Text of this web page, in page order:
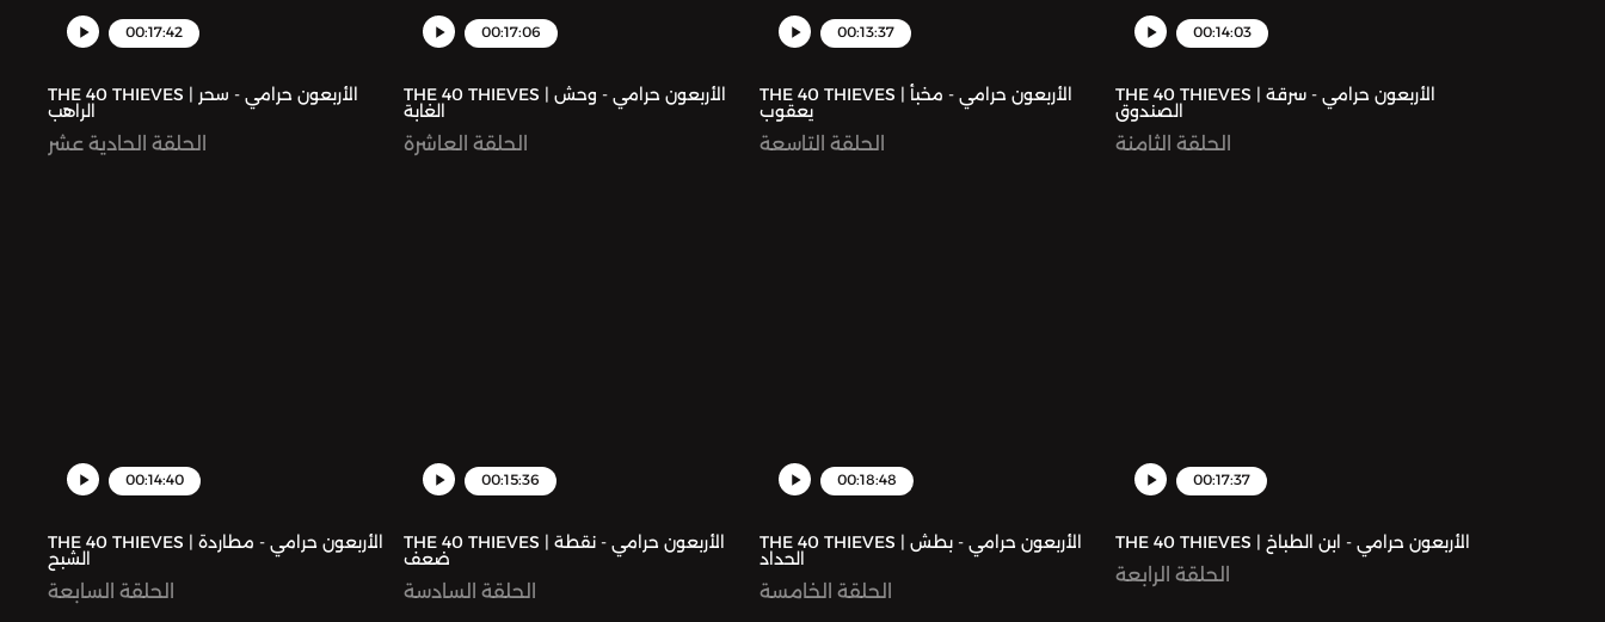
00:17:42
THE 40 THIEVES | الأربعون حرامي - سحر
الراهب
الحلقة الحادية عشر
00:17:06
THE 40 THIEVES | الأربعون حرامي - وحش
الغابة
الحلقة العاشرة
00:13:37
THE 40 THIEVES | الأربعون حرامي - مخبأ
يعقوب
الحلقة التاسعة
00:14:03
THE 40 THIEVES | الأربعون حرامي - سرقة
الصندوق
الحلقة الثامنة
00:14:40
THE 40 THIEVES | الأربعون حرامي - مطاردة
الشبح
الحلقة السابعة
00:15:36
THE 40 THIEVES | الأربعون حرامي - نقطة
ضعف
الحلقة السادسة
00:18:48
THE 40 THIEVES | الأربعون حرامي - بطش
الحداد
الحلقة الخامسة
00:17:37
THE 40 THIEVES | الأربعون حرامي - ابن الطباخ
الحلقة الرابعة